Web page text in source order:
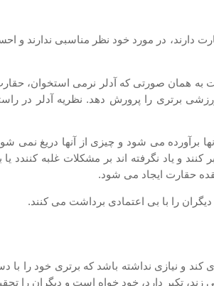
دارند، در مورد خود نظر مناسبی ندارند و
همان صورتی که آدلر نرمی استخوان،
برتری را پرورش دهد. نظریه آدلر در
برآورده می شود و چیزی از آنها دریغ نمی
و یاد نگرفته اند بر مشکلات غلبه کنندد یا
حقارت ایجاد می شود.
را با بی اعتمادی برداشت می کنند.
و نیازی نداشته باشد که برتری خود را با
تکبر دارد، خود خواه است و دیگران را